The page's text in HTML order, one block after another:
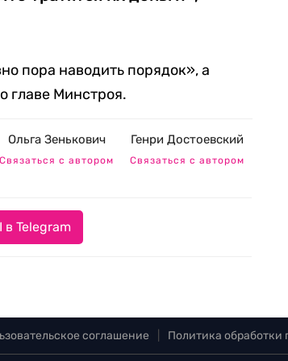
пора наводить порядок», а
главе Минстроя.
Ольга Зенькович
Связаться с автором
Генри Достоевский
Связаться с автором
в Telegram
соглашение Политика